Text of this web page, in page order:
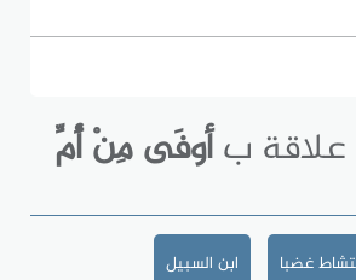
علاقة بأوفَى مِنْ أُمِّ
غضبا ابن السبيل